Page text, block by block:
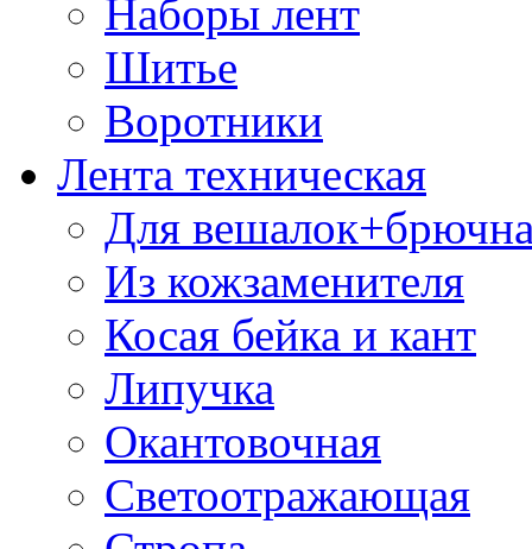
Наборы лент
Шитье
Воротники
Лента техническая
Для
Из кожзаменителя
Косая бейка и кант
Липучка
Окантовочная
Светоотражающая